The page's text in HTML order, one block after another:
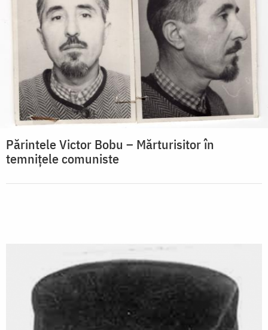
Părintele Victor Bobu – Mărturisitor în
temnițele comuniste